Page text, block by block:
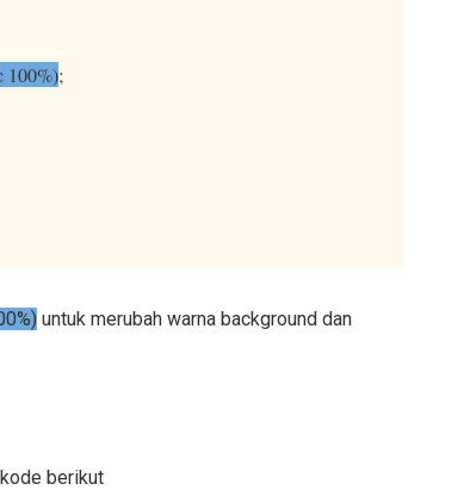
100%);
untuk merubah warna background dan
berikut